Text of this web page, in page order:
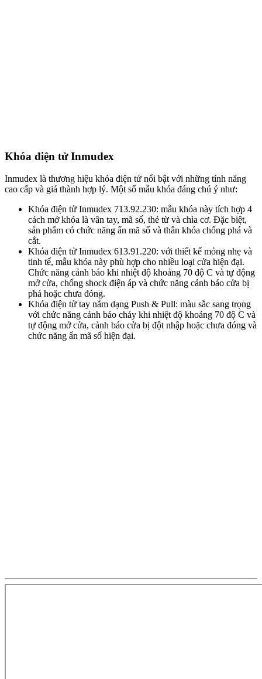
Khóa điện tử Inmudex
Inmudex là thương hiệu khóa điện tử nổi bật với những tính năng
cao cấp và giá thành hợp lý. Một số mẫu khóa đáng chú ý như:
Khóa điện tử Inmudex 713.92.230: mẫu khóa này tích hợp 4
cách mở khóa là vân tay, mã số, thẻ từ và chìa cơ. Đặc biệt,
sản phẩm có chức năng ẩn mã số và thân khóa chống phá và
cắt.
Khóa điện tử Inmudex 613.91.220: với thiết kế mỏng nhẹ và
tinh tế, mẫu khóa này phù hợp cho nhiều loại cửa hiện đại.
Chức năng cảnh báo khi nhiệt độ khoảng 70 độ C và tự động
mở cửa, chống shock điện áp và chức năng cảnh báo cửa bị
phá hoặc chưa đóng.
Khóa điện tử tay nắm dạng Push & Pull: màu sắc sang trọng
với chức năng cảnh báo cháy khi nhiệt độ khoảng 70 độ C và
tự động mở cửa, cảnh báo cửa bị đột nhập hoặc chưa đóng và
chức năng ẩn mã số hiện đại.